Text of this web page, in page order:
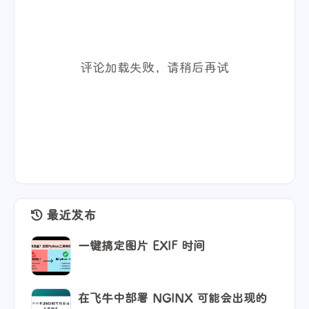
评论加载失败，请稍后再试
最近发布
一键搞定图片 EXIF 时间
在飞牛中部署 NGINX 可能会出现的